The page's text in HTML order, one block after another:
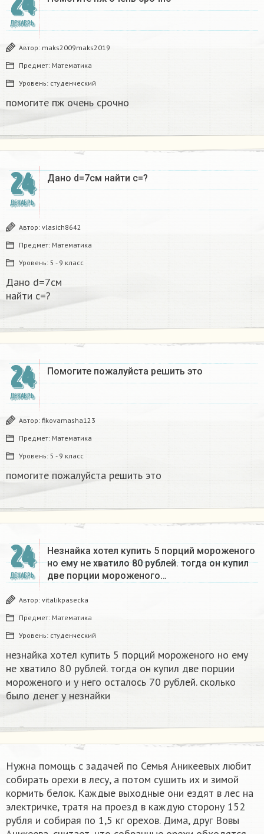
ДЕКАБРЬ
Автор: maks2009maks2019
Предмет: Математика
Уровень: студенческий
помогите пж очень срочно​
24
ДЕКАБРЬ
Дано d=7см найти с=?​
Автор: vlasich8642
Предмет: Математика
Уровень: 5 - 9 класс
Дано d=7см
найти с=?​
24
ДЕКАБРЬ
Помогите пожалуйста решить это
Автор: fikovamasha123
Предмет: Математика
Уровень: 5 - 9 класс
помогите пожалуйста решить это
24
ДЕКАБРЬ
Незнайка хотел купить 5 порций мороженого
но ему не хватило 80 рублей. тогда он купил
две порции мороженого…
Автор: vitalikpasecka
Предмет: Математика
Уровень: студенческий
незнайка хотел купить 5 порций мороженого но ему
не хватило 80 рублей. тогда он купил две порции
мороженого и у него осталось 70 рублей. сколько
было денег у незнайки
Нужна помощь с задачей по Семья Аникеевых любит
собирать орехи в лесу, а потом сушить их и зимой
кормить белок. Каждые выходные они ездят в лес на
электричке, тратя на проезд в каждую сторону 152
рубля и собирая по 1,5 кг орехов. Дима, друг Вовы